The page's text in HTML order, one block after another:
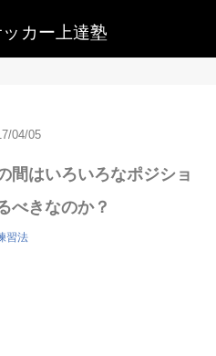
カー上達塾
04/05
間はいろいろなポジショ
べきなのか？
習法